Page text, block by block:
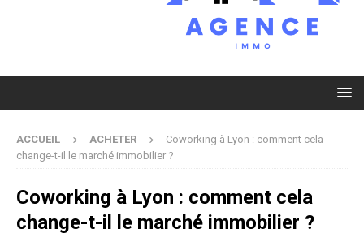
ACCUEIL ACHETER
Coworking à Lyon : comment cela
change-t-il le marché immobilier ?
Coworking à Lyon : comment cela
change-t-il le marché immobilier ?